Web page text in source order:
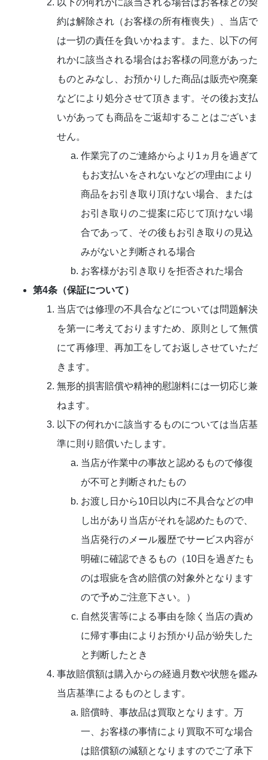
以下の何れかに該当される場合はお客様との契
約は解除され（お客様の所有権喪失）、当店で
は一切の責任を負いかねます。また、以下の何
れかに該当される場合はお客様の同意があった
ものとみなし、お預かりした商品は販売や廃棄
などにより処分させて頂きます。その後お支払
いがあっても商品をご返却することはございま
せん。
作業完了のご連絡からより1ヵ月を過ぎて
もお支払いをされないなどの理由により
商品をお引き取り頂けない場合、または
お引き取りのご提案に応じて頂けない場
合であって、その後もお引き取りの見込
みがないと判断される場合
お客様がお引き取りを拒否された場合
第4条（保証について）
当店では修理の不具合などについては問題解決
を第一に考えておりますため、原則として無償
にて再修理、再加工をしてお返しさせていただ
きます。
無形的損害賠償や精神的慰謝料には一切応じ兼
ねます。
以下の何れかに該当するものについては当店基
準に則り賠償いたします。
当店が作業中の事故と認めるもので修復
が不可と判断されたもの
お渡し日から10日以内に不具合などの申
し出があり当店がそれを認めたもので、
当店発行のメール履歴でサービス内容が
明確に確認できるもの（10日を過ぎたも
のは瑕疵を含め賠償の対象外となります
ので予めご注意下さい。）
自然災害等による事由を除く当店の責め
に帰す事由によりお預かり品が紛失した
と判断したとき
事故賠償額は購入からの経過月数や状態を鑑み
当店基準によるものとします。
賠償時、事故品は買取となります。万
一、お客様の事情により買取不可な場合
は賠償額の減額となりますのでご了承下